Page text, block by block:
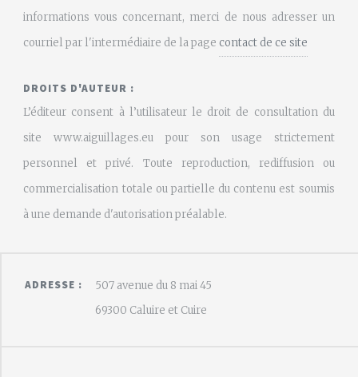
informations vous concernant, merci de nous adresser un
courriel par l'intermédiaire de la page contact de ce site
DROITS D'AUTEUR :
L’éditeur consent à l’utilisateur le droit de consultation du
site www.aiguillages.eu pour son usage strictement
personnel et privé. Toute reproduction, rediffusion ou
commercialisation totale ou partielle du contenu est soumis
à une demande d'autorisation préalable.
ADRESSE :
507 avenue du 8 mai 45
69300 Caluire et Cuire